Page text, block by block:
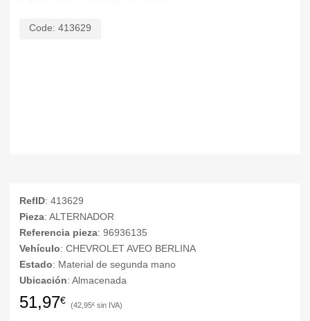
Code: 413629
RefID: 413629
Pieza: ALTERNADOR
Referencia pieza: 96936135
Vehículo: CHEVROLET AVEO BERLINA
Estado: Material de segunda mano
Ubicación: Almacenada
51,97€ 42,95€